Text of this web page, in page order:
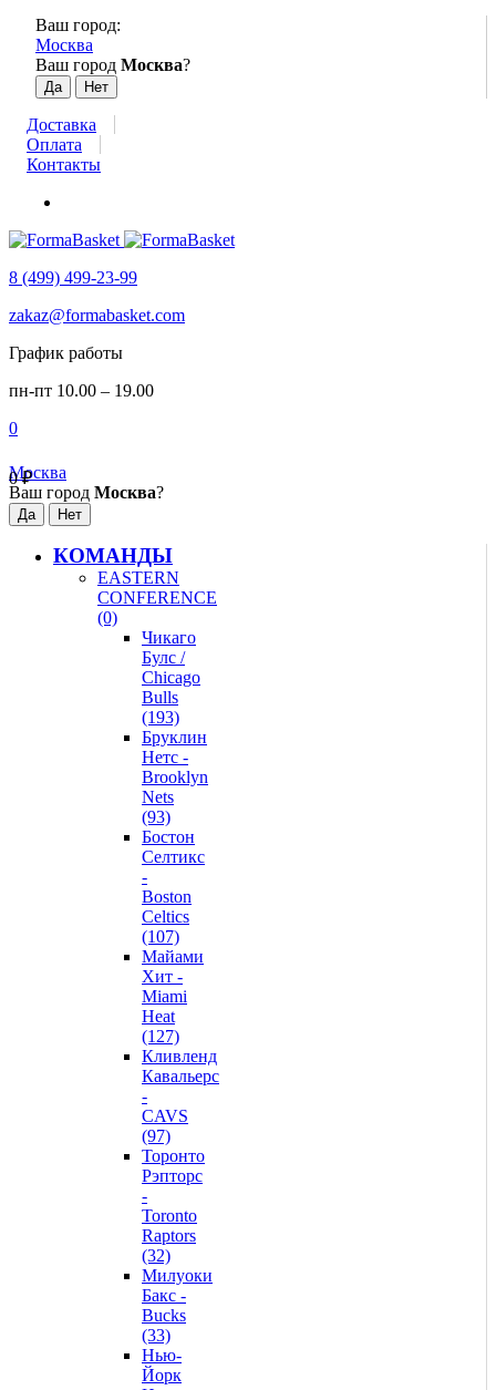
Ваш город:
Москва
Ваш город Москва?
Доставка
Оплата
Контакты
8 (499) 499-23-99
zakaz@formabasket.com
График работы
пн-пт 10.00 – 19.00
0
0₽
Москва
Ваш город Москва?
КОМАНДЫ
EASTERN
CONFERENCE
(0)
Чикаго
Булс /
Chicago
Bulls
(193)
Бруклин
Нетс -
Brooklyn
Nets
(93)
Бостон
Селтикс
-
Boston
Celtics
(107)
Майами
Хит -
Miami
Heat
(127)
Кливленд
Кавальерс
-
CAVS
(97)
Торонто
Рэпторс
-
Toronto
Raptors
(32)
Милуоки
Бакс -
Bucks
(33)
Нью-
Йорк